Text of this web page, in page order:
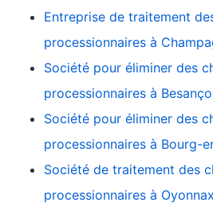
Entreprise de traitement
processionnaires à
Société pour éliminer des
processionnaires à
Société pour éliminer des
processionnaires à Bourg-
Société de traitement des
processionnaires à Oyonnax